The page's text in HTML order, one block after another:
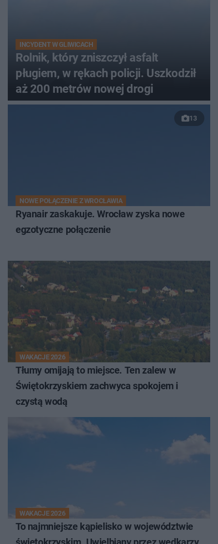
INCYDENT W GLIWICACH
Rolnik, który zniszczył asfalt
pługiem, w rękach policji. Uszkodził
aż 200 metrów nowej drogi
13
NOWE POŁĄCZENIE Z WROCŁAWIA
Ryanair zaskakuje. Wrocław zyska nowe
egzotyczne połączenie
WAKACJE 2026
Tłumy omijają to miejsce. Ten zalew w
Świętokrzyskiem zachwyca spokojem i
czystą wodą
WAKACJE 2026
To najmniejsze kąpielisko w województwie